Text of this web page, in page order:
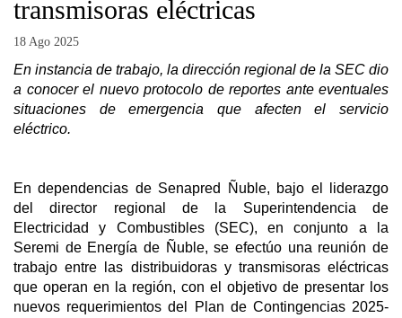
transmisoras eléctricas
18 Ago 2025
En instancia de trabajo, la dirección regional de la SEC dio
a conocer el nuevo protocolo de reportes ante eventuales
situaciones de emergencia que afecten el servicio
eléctrico.
En dependencias de Senapred Ñuble, bajo el liderazgo
del director regional de la Superintendencia de
Electricidad y Combustibles (SEC), en conjunto a la
Seremi de Energía de Ñuble, se efectúo una reunión de
trabajo entre las distribuidoras y transmisoras eléctricas
que operan en la región, con el objetivo de presentar los
nuevos requerimientos del Plan de Contingencias 2025-